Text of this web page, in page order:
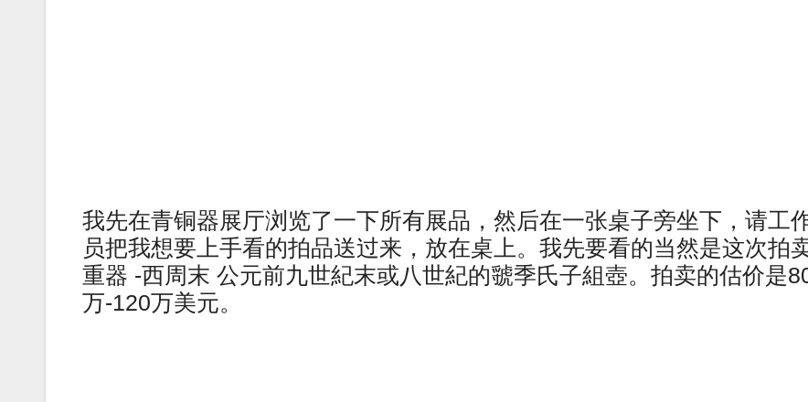
我先在青铜器展厅浏览了一下所有展品，然后在一张桌子旁坐下，请工
员把我想要上手看的拍品送过来，放在桌上。我先要看的当然是这次拍
重器 -西周末 公元前九世紀末或八世紀的虢季氏子組壺。拍卖的估价是
万-120万美元。